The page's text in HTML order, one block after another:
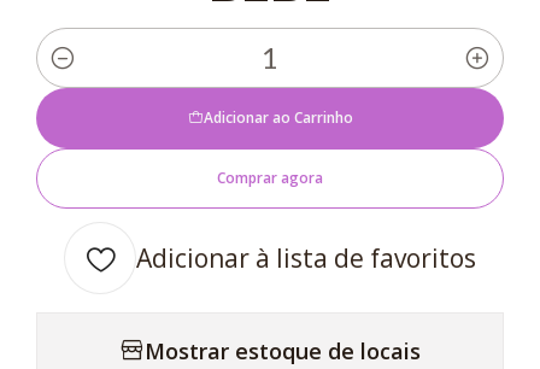
Quantidade
Adicionar ao Carrinho
Comprar agora
Adicionar à lista de favoritos
Mostrar estoque de locais